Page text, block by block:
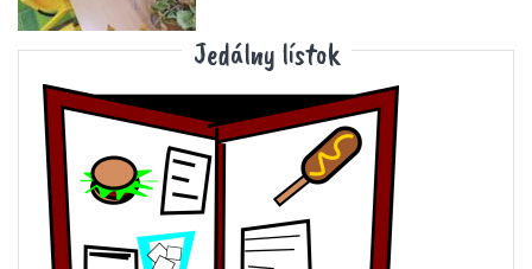
Jedálny lístok